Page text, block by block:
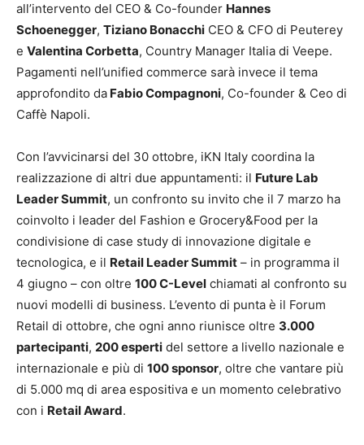
all’intervento del CEO & Co-founder Hannes
Schoenegger, Tiziano Bonacchi CEO & CFO di Peuterey
e Valentina Corbetta, Country Manager Italia di Veepe.
Pagamenti nell’unified commerce sarà invece il tema
approfondito da Fabio Compagnoni, Co-founder & Ceo di
Caffè Napoli.
Con l’avvicinarsi del 30 ottobre, iKN Italy coordina la
realizzazione di altri due appuntamenti: il Future Lab
Leader Summit, un confronto su invito che il 7 marzo ha
coinvolto i leader del Fashion e Grocery&Food per la
condivisione di case study di innovazione digitale e
tecnologica, e il Retail Leader Summit – in programma il
4 giugno – con oltre 100 C-Level chiamati al confronto su
nuovi modelli di business. L’evento di punta è il Forum
Retail di ottobre, che ogni anno riunisce oltre 3.000
partecipanti, 200 esperti del settore a livello nazionale e
internazionale e più di 100 sponsor, oltre che vantare più
di 5.000 mq di area espositiva e un momento celebrativo
con i Retail Award.